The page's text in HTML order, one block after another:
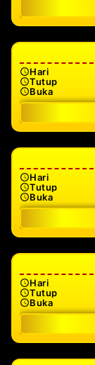
Hari
Tutup
Buka
Hari
Tutup
Buka
Hari
Tutup
Buka